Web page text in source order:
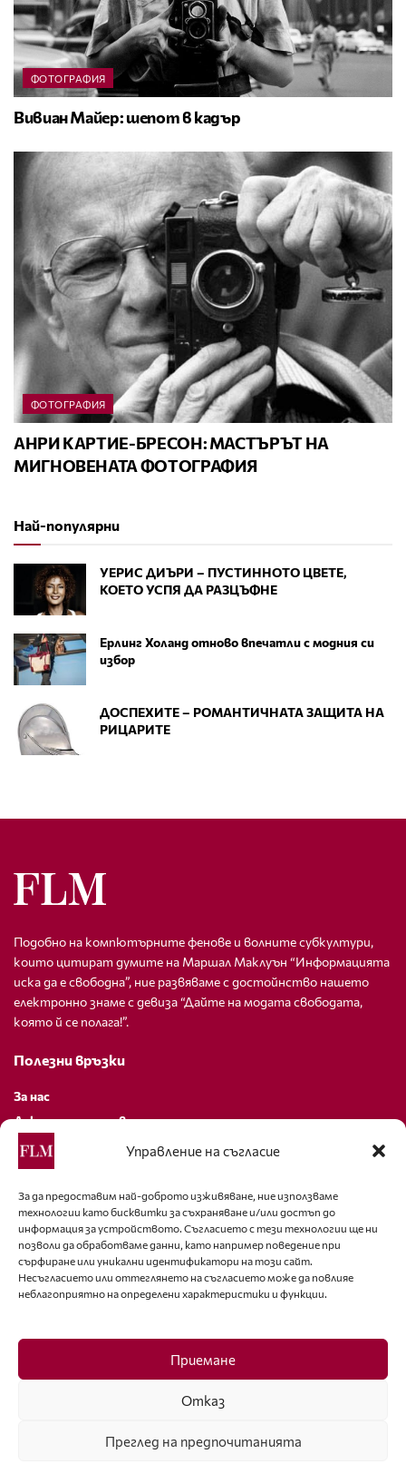
Управление на съгласие
За да предоставим най-доброто изживяване, ние използваме
технологии като бисквитки за съхраняване и/или достъп до
информация за устройството. Съгласието с тези технологии ще ни
позволи да обработваме данни, като например поведение при
сърфиране или уникални идентификатори на този сайт.
Несъгласието или оттеглянето на съгласието може да повлияе
неблагоприятно на определени характеристики и функции.
Приемане
Отказ
Преглед на предпочитанията
ФОТОГРАФИЯ
Вивиан Майер: шепот в кадър
ФОТОГРАФИЯ
АНРИ КАРТИЕ-БРЕСОН: МАСТЪРЪТ НА
МИГНОВЕНАТА ФОТОГРАФИЯ
Най-популярни
УЕРИС ДИЪРИ – ПУСТИННОТО ЦВЕТЕ,
КОЕТО УСПЯ ДА РАЗЦЪФНЕ
Ерлинг Холанд отново впечатли с модния си
избор
ДОСПЕХИТЕ – РОМАНТИЧНАТА ЗАЩИТА НА
РИЦАРИТЕ
Подобно на компютърните фенове и волните субкултури,
които цитират думите на Маршал Маклуън “Информацията
иска да е свободна”, ние развяваме с достойнство нашето
електронно знаме с девиза “Дайте на модата свободата,
която й се полага!”.
Полезни връзки
За нас
Декларация за поверителност
Политика за бисквитки
За контакти
editor@fashion-lifestyle.net
+359 88 227 33 47
Последвайте ни
Facebook
ISSN 1314-8915 Copyright © 2007-2025 Ot igla do konetz Ltd. & Fashion.bg